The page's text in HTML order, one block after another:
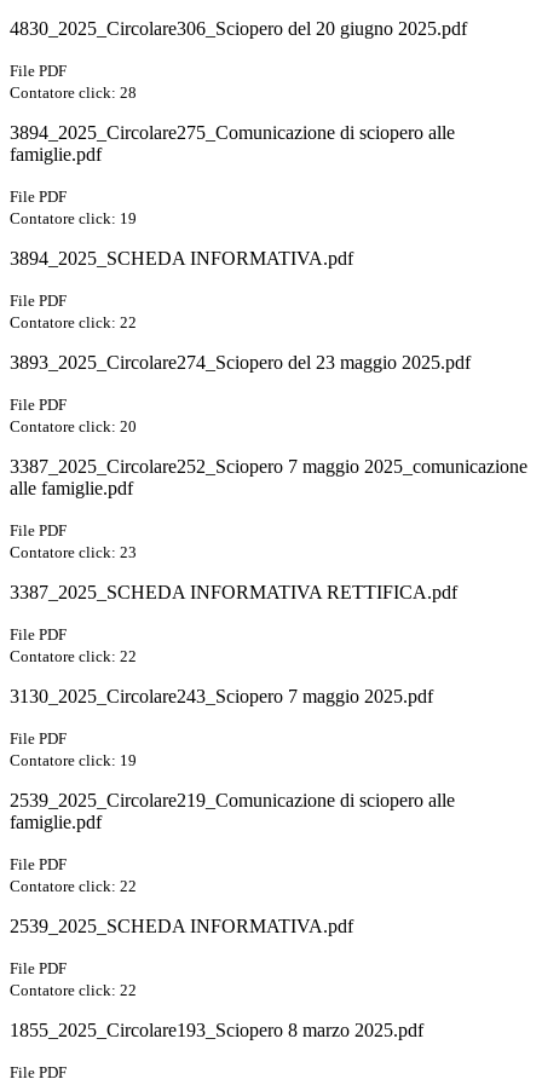
4830_2025_Circolare306_Sciopero del 20 giugno 2025.pdf
File PDF
Contatore click: 28
3894_2025_Circolare275_Comunicazione di sciopero alle
famiglie.pdf
File PDF
Contatore click: 19
3894_2025_SCHEDA INFORMATIVA.pdf
File PDF
Contatore click: 22
3893_2025_Circolare274_Sciopero del 23 maggio 2025.pdf
File PDF
Contatore click: 20
3387_2025_Circolare252_Sciopero 7 maggio 2025_comunicazione
alle famiglie.pdf
File PDF
Contatore click: 23
3387_2025_SCHEDA INFORMATIVA RETTIFICA.pdf
File PDF
Contatore click: 22
3130_2025_Circolare243_Sciopero 7 maggio 2025.pdf
File PDF
Contatore click: 19
2539_2025_Circolare219_Comunicazione di sciopero alle
famiglie.pdf
File PDF
Contatore click: 22
2539_2025_SCHEDA INFORMATIVA.pdf
File PDF
Contatore click: 22
1855_2025_Circolare193_Sciopero 8 marzo 2025.pdf
File PDF